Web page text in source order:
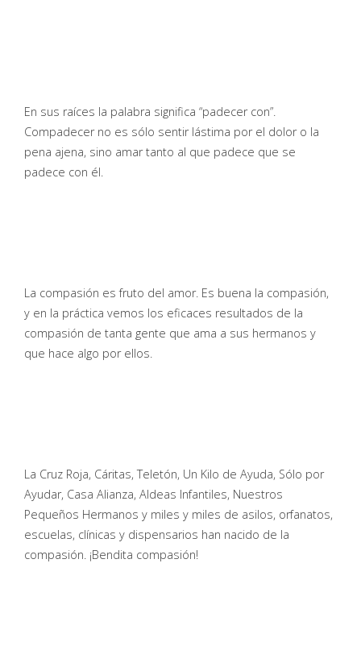
En sus raíces la palabra significa “padecer con”.
Compadecer no es sólo sentir lástima por el dolor o la
pena ajena, sino amar tanto al que padece que se
padece con él.
La compasión es fruto del amor. Es buena la compasión,
y en la práctica vemos los eficaces resultados de la
compasión de tanta gente que ama a sus hermanos y
que hace algo por ellos.
La Cruz Roja, Cáritas, Teletón, Un Kilo de Ayuda, Sólo por
Ayudar, Casa Alianza, Aldeas Infantiles, Nuestros
Pequeños Hermanos y miles y miles de asilos, orfanatos,
escuelas, clínicas y dispensarios han nacido de la
compasión. ¡Bendita compasión!